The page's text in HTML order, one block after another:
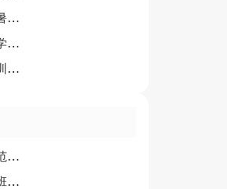
【热门】幼儿教师暑期培训心得体会15篇
幼儿教师师德师风学习心得体会15篇[合集]
幼儿园小班教师培训心得体会
有关幼儿教学总结范文集合十篇
【必备】幼儿园中班数学教案范文锦集9篇